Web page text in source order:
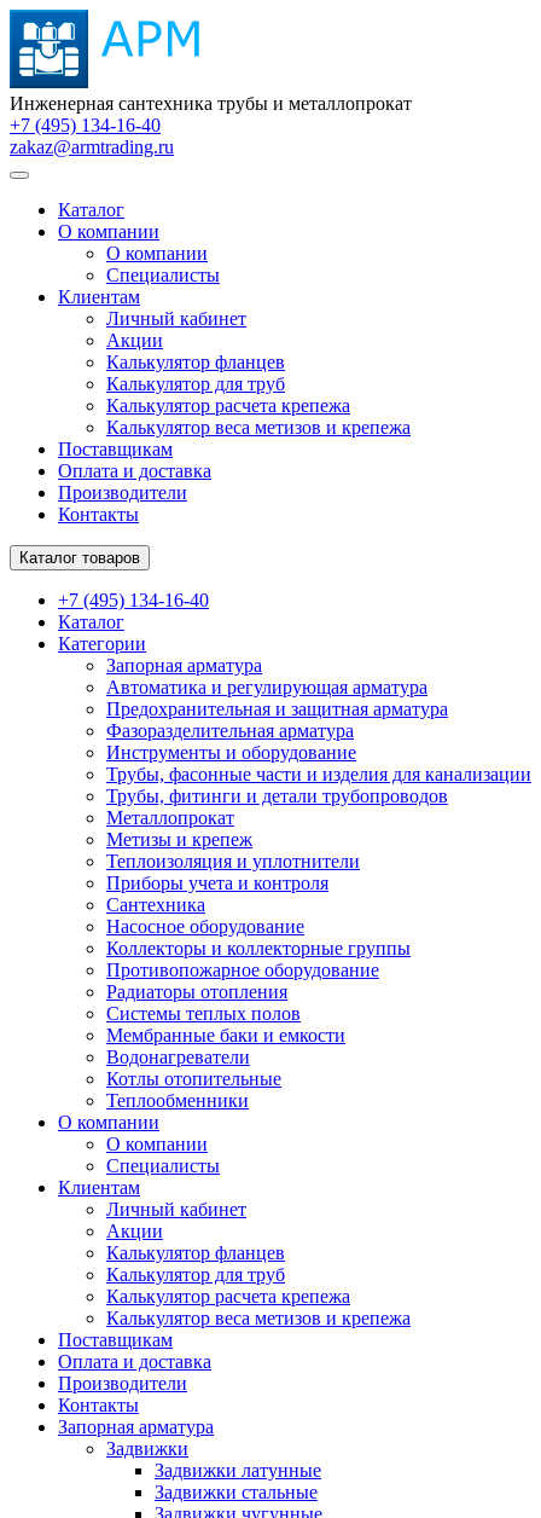
Инженерная сантехника трубы и металлопрокат
+7 (495) 134-16-40
zakaz@armtrading.ru
Каталог
О компании
О компании
Специалисты
Клиентам
Личный кабинет
Акции
Калькулятор фланцев
Калькулятор для труб
Калькулятор расчета крепежа
Калькулятор веса метизов и крепежа
Поставщикам
Оплата и доставка
Производители
Контакты
Каталог товаров
+7 (495) 134-16-40
Каталог
Категории
Запорная арматура
Автоматика и регулирующая арматура
Предохранительная и защитная арматура
Фазоразделительная арматура
Инструменты и оборудование
Трубы, фасонные части и изделия для канализации
Трубы, фитинги и детали трубопроводов
Металлопрокат
Метизы и крепеж
Теплоизоляция и уплотнители
Приборы учета и контроля
Сантехника
Насосное оборудование
Коллекторы и коллекторные группы
Противопожарное оборудование
Радиаторы отопления
Системы теплых полов
Мембранные баки и емкости
Водонагреватели
Котлы отопительные
Теплообменники
О компании
О компании
Специалисты
Клиентам
Личный кабинет
Акции
Калькулятор фланцев
Калькулятор для труб
Калькулятор расчета крепежа
Калькулятор веса метизов и крепежа
Поставщикам
Оплата и доставка
Производители
Контакты
Запорная арматура
Задвижки
Задвижки латунные
Задвижки стальные
Задвижки чугунные